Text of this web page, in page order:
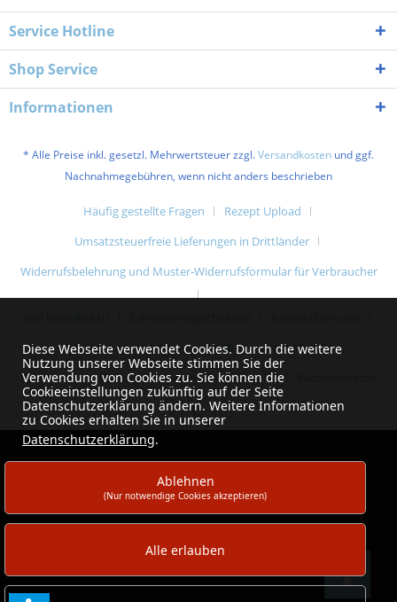
Service Hotline
Shop Service
Informationen
* Alle Preise inkl. gesetzl. Mehrwertsteuer zzgl.Versandkosten und ggf.
Nachnahmegebühren, wenn nicht anders beschrieben
Häufig gestellte Fragen
Rezept Upload
Umsatzsteuerfreie Lieferungen in Drittländer
Widerrufsbelehrung und Muster-Widerrufsformular für Verbraucher
Impressum
AGB
Liefer- & Versandkosten
Datenschutzerklärung und Datenschutzhinweise
Diese Webseite verwendet Cookies. Durch die weitere
Nutzung unserer Webseite stimmen Sie der
Verwendung von Cookies zu. Sie können die
Cookieeinstellungen zukünftig auf der Seite
Datenschutzerklärung ändern. Weitere Informationen
zu Cookies erhalten Sie in unserer
Datenschutzerklärung.
Ablehnen
(Nur notwendige Cookies akzeptieren)
Alle erlauben